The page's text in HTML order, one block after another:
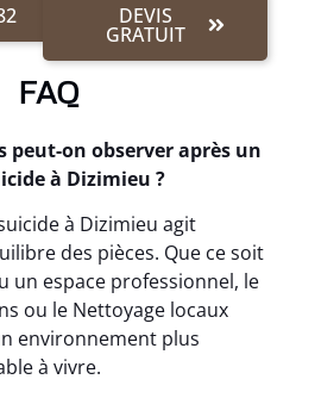
DEVIS
GRATUIT
FAQ
peut-on observer après un
à Dizimieu ?
à Dizimieu agit
des pièces. Que ce soit
un espace professionnel, le
ou le Nettoyage locaux
environnement plus
à vivre.